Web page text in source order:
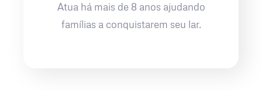
Atua há mais de 8 anos ajudando
famílias a conquistarem seu lar.